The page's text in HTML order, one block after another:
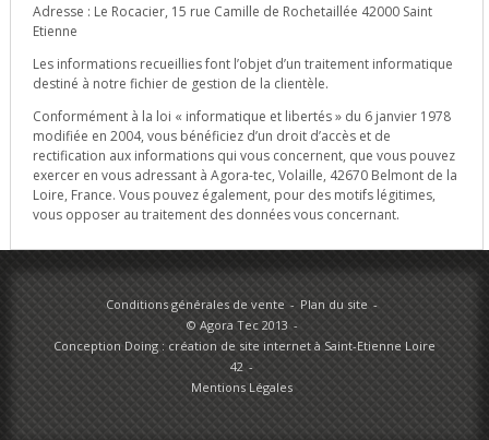
Adresse : Le Rocacier, 15 rue Camille de Rochetaillée 42000 Saint
Etienne
Les informations recueillies font l’objet d’un traitement informatique
destiné à notre fichier de gestion de la clientèle.
Conformément à la loi « informatique et libertés » du 6 janvier 1978
modifiée en 2004, vous bénéficiez d’un droit d’accès et de
rectification aux informations qui vous concernent, que vous pouvez
exercer en vous adressant à Agora-tec, Volaille, 42670 Belmont de la
Loire, France. Vous pouvez également, pour des motifs légitimes,
vous opposer au traitement des données vous concernant.
Conditions générales de vente
Plan du site
© Agora Tec 2013
Conception Doing : création de site internet à Saint-Etienne Loire
42
Mentions Légales